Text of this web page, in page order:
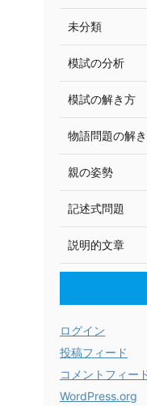
未分類
模試の分析
模試の解き方
物語問題の解
親の姿勢
記述式問題
説明的文章
ログイン
投稿フィード
コメントフィー
WordPress.org